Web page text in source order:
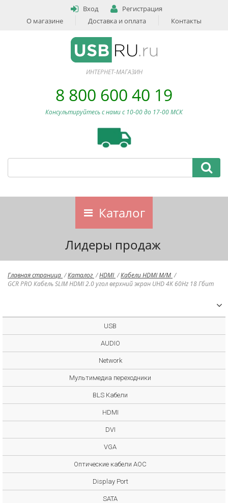
Вход
Регистрация
О магазине
Доставка и оплата Контакты
ИНТЕРНЕТ-МАГАЗИН
8 800 600 40 19
Консультируйтесь с нами c 10-00 до 17-00 МСК
Каталог
Лидеры продаж
Главная страница /Каталог /HDMI /Кабели HDMI M/M /
GCR PRO Кабель SLIM HDMI 2.0 угол верхний экран UHD 4K 60Hz 18 Гбит
USB
AUDIO
Network
Мультимедиа переходники
BLS Кабели
HDMI
DVI
VGA
Оптические кабели AOC
Display Port
SATA